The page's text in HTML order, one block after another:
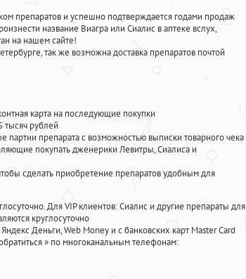
препаратов и успешно подтверждается годами продаж
название Виагра или Сиалис в аптеке вслух,
на нашем сайте!
так же возможна доставка препаратов почтой
карта на последующие покупки
тысяч рублей
препарата с возможностью выписки товарного чека
покупать дженерики Левитры, Сиалиса и
сделать приобретение препаратов удобным для
Для VIP клиентов: Сиалис и другие препараты для
круглосуточно
Деньги, Web Money и с банковских карт Master Card
» по многоканальным телефонам: